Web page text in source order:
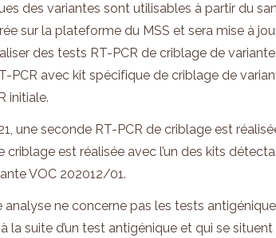
des variantes sont utilisables à partir du
sur la plateforme du MSS et sera mise à
des tests RT-PCR de criblage de
PCR avec kit spécifique de criblage de
initiale.
une seconde RT-PCR de criblage est
criblage est réalisée avec l’un des kits
VOC 202012/01.
ne concerne pas les tests
la suite d’un test antigénique et qui se